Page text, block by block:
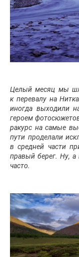
Целый месяц мы
к перевалу на
иногда выходили
героем
ракурс на самые
пути проделали
в средней части
правый берег. Ну, а
часто.